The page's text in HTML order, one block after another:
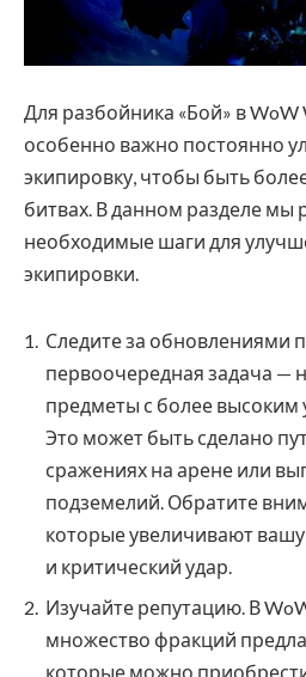
Для разбойника «Бой» в WoW
особенно важно постоянно
экипировку, чтобы быть
битвах. В данном разделе мы
необходимые шаги для
экипировки.
Следите за обновлениями
первоочередная задача —
предметы с более высоким
Это может быть сделано
сражениях на арене или
подземелий. Обратите
которые увеличивают
и критический удар.
Изучайте репутацию. В
множество фракций
которые можно